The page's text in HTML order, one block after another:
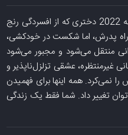
فیلتر شکن روشن کنید-دانلود فیلم ادامه 2022 دختری که از افسردگی رنج
پدرش، اما شکست در خودکشی،
منتقل می‌شود و مجبور می‌شود
غیرمنتظره، عشقی تزلزل‌ناپذیر و
نمی‌کرد. همه اینها برای فهمیدن
تغییر داد. شما فقط یک زندگی